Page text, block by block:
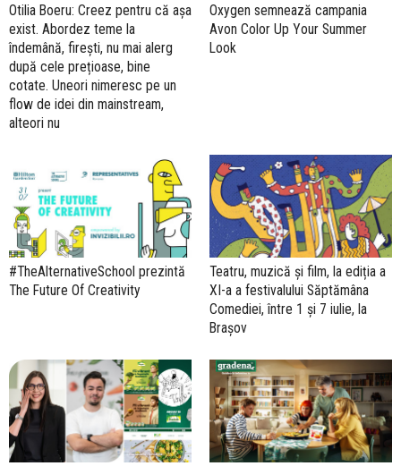
Otilia Boeru: Creez pentru că așa
exist. Abordez teme la
îndemână, firești, nu mai alerg
după cele prețioase, bine
cotate. Uneori nimeresc pe un
flow de idei din mainstream,
alteori nu
Oxygen semnează campania
Avon Color Up Your Summer
Look
#TheAlternativeSchool prezintă
The Future Of Creativity
Teatru, muzică și film, la ediția a
XI-a a festivalului Săptămâna
Comediei, între 1 și 7 iulie, la
Brașov